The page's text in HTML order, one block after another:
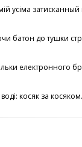
усіма
батон до тушки
електронного
воді: косяк за